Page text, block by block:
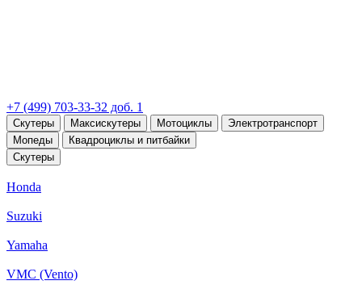
+7 (499) 703-33-32 доб. 1
Скутеры Максискутеры Мотоциклы
Электротранспорт
Мопеды
Квадроциклы и питбайки
Скутеры
Honda
Suzuki
Yamaha
VMC (Vento)